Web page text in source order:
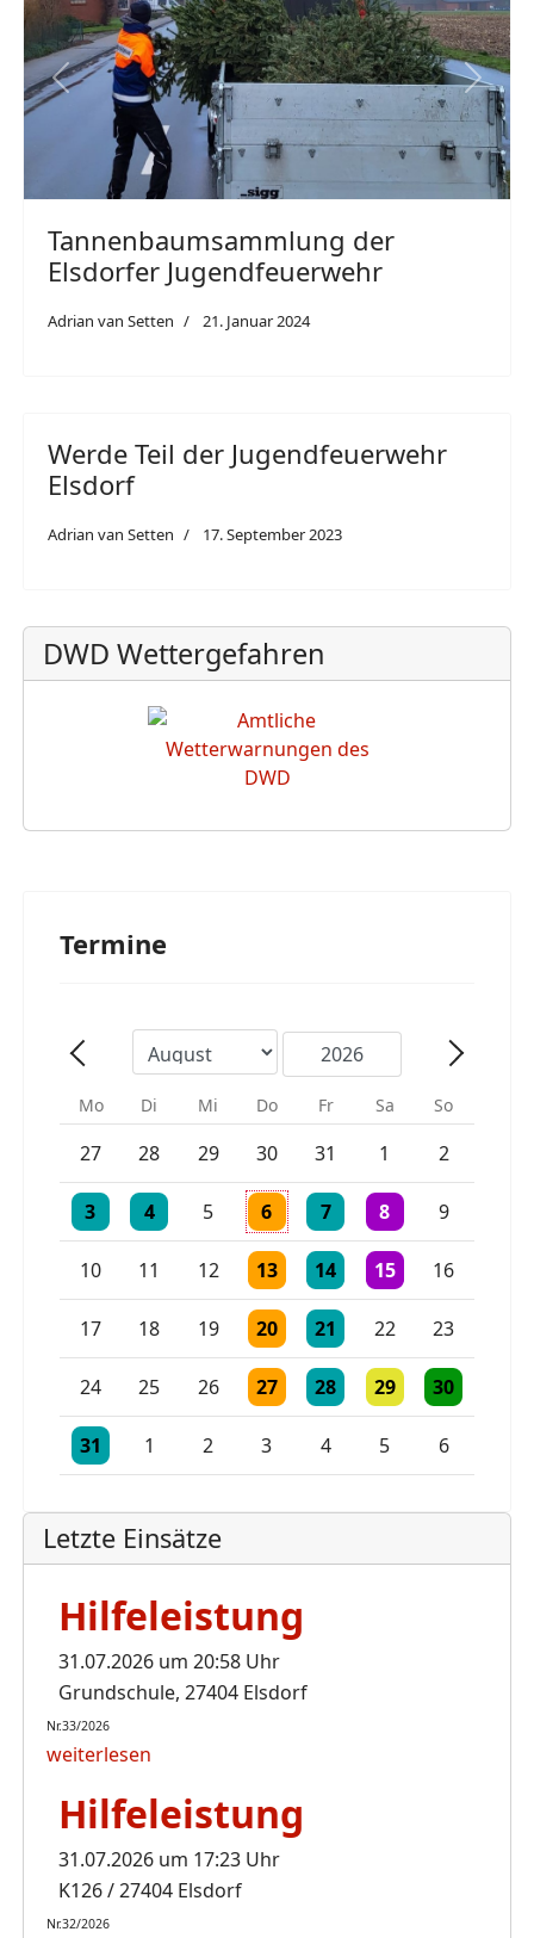
Previous Next
Tannenbaumsammlung der
Elsdorfer Jugendfeuerwehr
Adrian van Setten 21. Januar 2024
Werde Teil der Jugendfeuerwehr
Elsdorf
Adrian van Setten 17. September 2023
DWD Wettergefahren
Termine
Mo Di Mi Do Fr Sa So
27 28 29 30
Einzelne Veranstaltung
31
Einzelne Veranstaltung
1 2
3
Einzelne Veranstaltung
4
Einzelne Veranstaltung
5 6
Einzelne Veranstaltung
7
Einzelne Veranstaltung
8
2 Veranstaltungen
9
10 11 12 13
Einzelne Veranstaltung
14
Einzelne Veranstaltung
15
Einzelne16
17 18 19 20
Einzelne Veranstaltung
21
Einzelne Veranstaltung
22 23
24 25 26 27
Einzelne Veranstaltung
28
Einzelne Veranstaltung
29
Einzelne30
Einzelne
31
Einzelne Veranstaltung
1 2 3
Einzelne Veranstaltung
4
Einzelne Veranstaltung
5 6
Letzte Einsätze
Hilfeleistung
31.07.2026 um 20:58 Uhr
Grundschule, 27404 Elsdorf
Nr.33/2026
weiterlesen
Hilfeleistung
31.07.2026 um 17:23 Uhr
K126 / 27404 Elsdorf
Nr.32/2026